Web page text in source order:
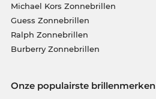
Michael Kors Zonnebrillen
Guess Zonnebrillen
Ralph Zonnebrillen
Burberry Zonnebrillen
Onze populairste brillenmerken